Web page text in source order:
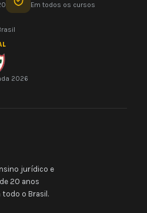
Em todos os cursos
2026
jurídico e
20 anos
o Brasil.